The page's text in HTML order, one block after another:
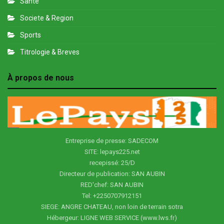
Societe & Region
Sports
Titrologie & Breves
À propos de nous
Entreprise de presse: SADECOM
SITE: lepays225.net
recepissé: 25/D
Directeur de publication: SAN AUBIN
RED'chef: SAN AUBIN
Tel: +2250707912151
SIEGE: ANGRE CHATEAU, non loin de terrain sotra
Hébergeur: LIGNE WEB SERVICE (www.lws.fr)